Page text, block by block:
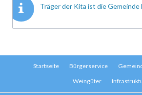
Träger der Kita ist die Gemeinde
Navigation
Startseite Bürgerservice
Weingüter